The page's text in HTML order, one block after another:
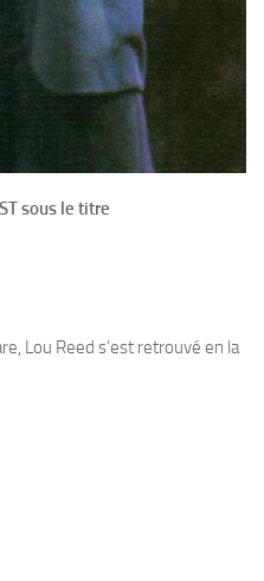
sous le titre
Lou Reed s’est retrouvé en la